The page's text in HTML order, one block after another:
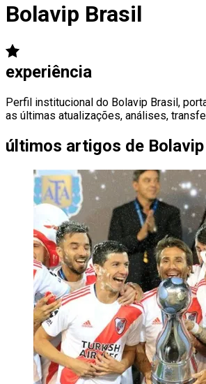
Bolavip Brasil
experiência
Perfil institucional do Bolavip Brasil,
as últimas atualizações, análises,
últimos artigos de